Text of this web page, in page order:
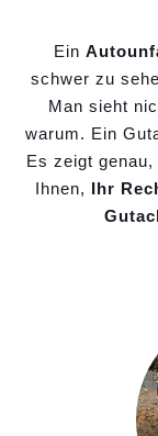
Ein
schwer zu
Man sieht
warum. Ein
Es zeigt genau,
Ihnen, Ihr